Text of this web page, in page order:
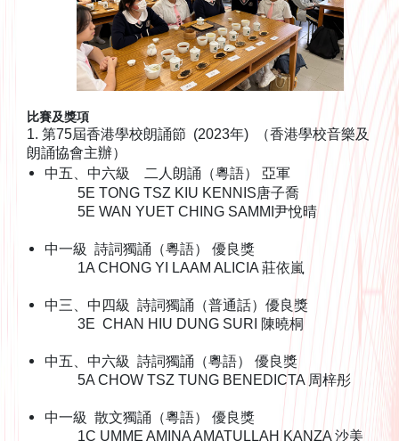
比賽及獎項
1. 第75屆香港學校朗誦節 (2023年) （香港學校音樂及
朗誦協會主辦）
中五、中六級 二人朗誦（粵語） 亞軍
5E TONG TSZ KIU KENNIS唐子喬
5E WAN YUET CHING SAMMI尹悅晴
中一級 詩詞獨誦（粵語） 優良獎
1A CHONG YI LAAM ALICIA 莊依嵐
中三、中四級 詩詞獨誦（普通話）優良獎
3E CHAN HIU DUNG SURI 陳曉桐
中五、中六級 詩詞獨誦（粵語） 優良獎
5A CHOW TSZ TUNG BENEDICTA 周梓彤
中一級 散文獨誦（粵語） 優良獎
1C UMME AMINA AMATULLAH KANZA 沙美